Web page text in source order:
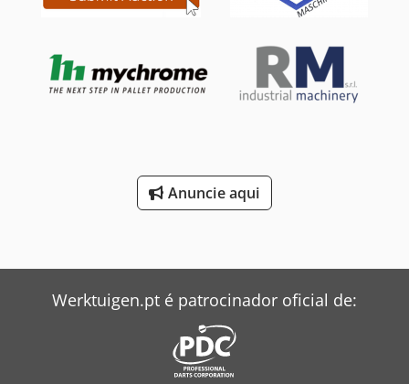
(inferior + superior) com 3 eixos 1+1 serra independente
furação vertical nos eixos X e Y (superior + inferior) 10 + 10
fusos independentes para furação horizontal nos eixos X e
Y (superior + inferior) Crsdpfx Ajydk Rmohlof Sistema
automático de descarga com transportador de correia
Anuncie aqui
Werktuigen.pt é patrocinador oficial de: